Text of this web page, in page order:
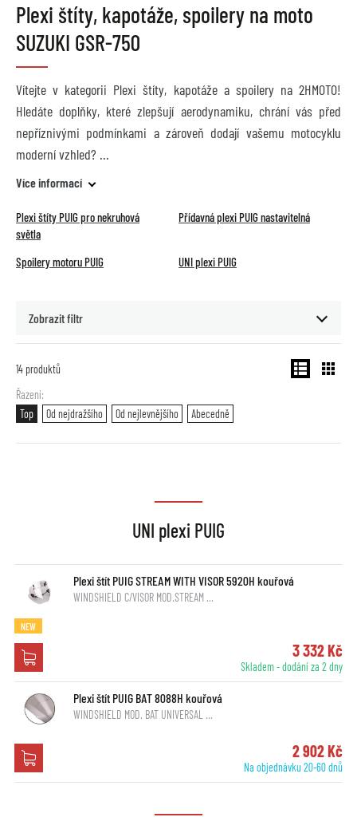
Plexi štíty, kapotáže, spoilery na moto
SUZUKI GSR-750
Vítejte v kategorii Plexi štíty, kapotáže a spoilery na 2HMOTO!
Hledáte doplňky, které zlepšují aerodynamiku, chrání vás před
nepříznivými podmínkami a zároveň dodají vašemu motocyklu
moderní vzhled?
Více informací
Plexi štíty PUIG pro nekruhová
světla
Přídavná plexi PUIG nastavitelná
Spoilery motoru PUIG UNI plexi PUIG
Zobrazit filtr
14 produktů
Řazení
Top
Od nejdražšího Od nejlevnějšího Abecedně
UNI plexi PUIG
Plexi štít PUIG STREAM WITH VISOR 5920H kouřová
WINDSHIELD C/VISOR MOD.STREAM …
NEW
3 332 Kč
Skladem - dodání za 2 dny
Plexi štít PUIG BAT 8088H kouřová
WINDSHIELD MOD. BAT UNIVERSAL …
2 902 Kč
Na objednávku 20-60 dnů